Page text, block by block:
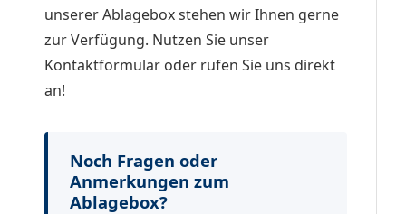
unserer Ablagebox stehen wir Ihnen gerne
zur Verfügung. Nutzen Sie unser
Kontaktformular oder rufen Sie uns direkt
an!
Noch Fragen oder
Anmerkungen zum
Ablagebox?